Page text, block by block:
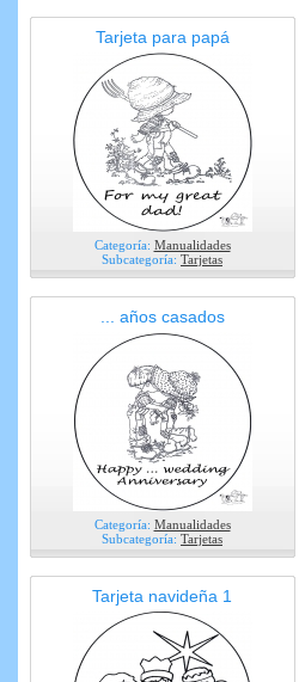
Tarjeta para papá
Categoría: Manualidades
Subcategoría: Tarjetas
... años casados
Categoría: Manualidades
Subcategoría: Tarjetas
Tarjeta navideña 1